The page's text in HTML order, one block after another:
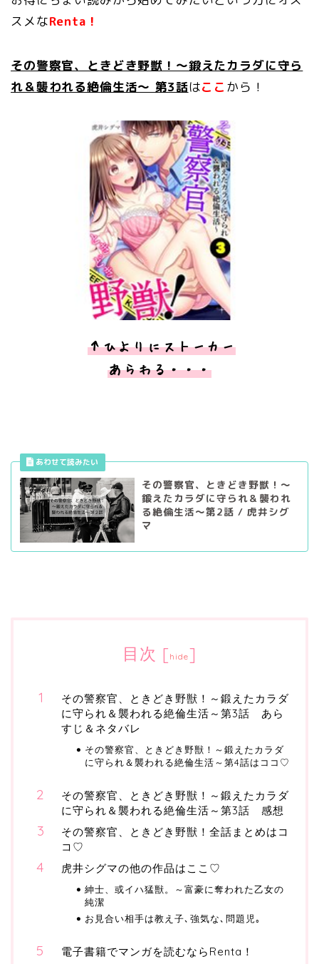
スメなRenta！
その警察官、ときどき野獣！～鍛えたカラダに守ら
れ＆襲われる絶倫生活～ 第3話はここ から！
↑ひよりにストーカー
あらわる・・・
その警察官、ときどき野獣！～
鍛えたカラダに守られ＆襲われ
る絶倫生活～第2話 / 虎井シグ
マ
目次 [ hide]
その警察官、ときどき野獣！～鍛えたカラダ
に守られ＆襲われる絶倫生活～第3話 あら
すじ＆ネタバレ
その警察官、ときどき野獣！～鍛えたカラダ
に守られ＆襲われる絶倫生活～第4話はココ♡
その警察官、ときどき野獣！～鍛えたカラダ
に守られ＆襲われる絶倫生活～第3話 感想
その警察官、ときどき野獣！全話まとめはコ
コ♡
虎井シグマの他の作品はここ♡
紳士、或イハ猛獣。～富豪に奪われた乙女の
純潔
お見合い相手は教え子､強気な､問題児｡
電子書籍でマンガを読むならRenta！